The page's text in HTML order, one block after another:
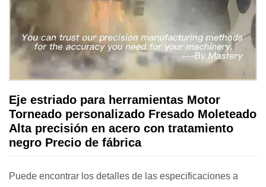
Eje estriado para herramientas Motor
Torneado personalizado Fresado Moleteado
Alta precisión en acero con tratamiento
negro Precio de fábrica
Puede encontrar los detalles de las especificaciones a